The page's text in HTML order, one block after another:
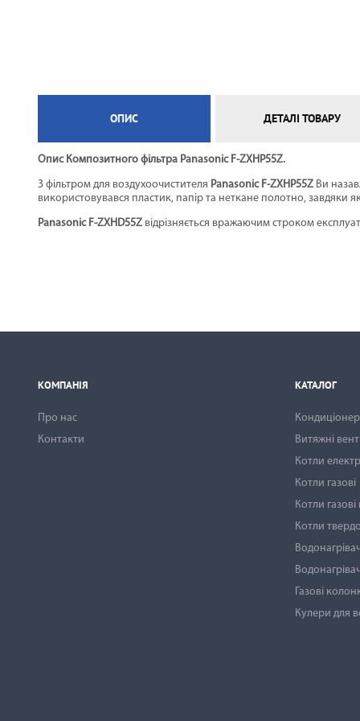
ОПИС ДЕТАЛІ ТОВАРУ
Опис Композитного фільтра Panasonic F-ZXHP55Z.
З фільтром для воздухоочистителя Panasonic F-ZXHP55Z Ви
використовувався пластик, папір та неткане полотно, завдяки
Panasonic F-ZXHD55Z відрізняється вражаючим строком
КОМПАНІЯ
Про нас
Контакти
КАТАЛОГ
Витяжні
Котли
Котли газові
Котли
Котли
Газові
Кулери для